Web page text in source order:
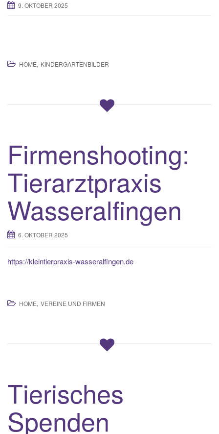
9. OKTOBER 2025
HOME, KINDERGARTENBILDER
Firmenshooting:
Tierarztpraxis
Wasseralfingen
6. OKTOBER 2025
https://kleintierpraxis-wasseralfingen.de
HOME, VEREINE UND FIRMEN
Tierisches
Spenden